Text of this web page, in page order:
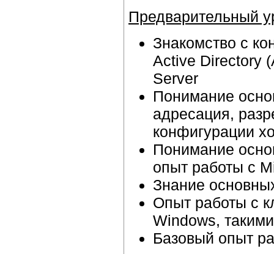
Предварительный
Знакомство с
Active Directory
Server
Понимание
адресация,
конфигурации
Понимание
опыт работы с
Знание
Опыт работы с
Windows,
Базовый опыт